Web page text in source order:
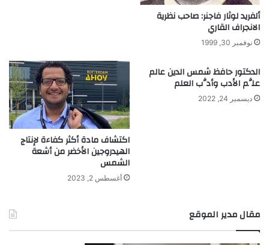
ألفريد لوثار فاجنر: صاحب نظرية
الانجراف القاري
نوفمبر 30, 1999
الدكتور حافظ شمس الدين عالم
علَّم الأدب وأدَّب العلم
ديسمبر 24, 2022
اكتشاف مادة أكثر كفاءة لإنتاج
الهيدروجين الأخضر من أشعة
الشمس
أغسطس 2, 2023
مقال مدير الموقع